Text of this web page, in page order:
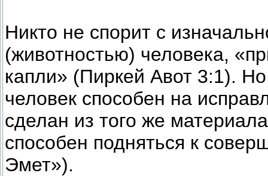
Никто не спорит с
(животностью) человека,
капли» (Пиркей Авот 3:1).
человек способен на
сделан из того же
способен подняться к
Эмет»).